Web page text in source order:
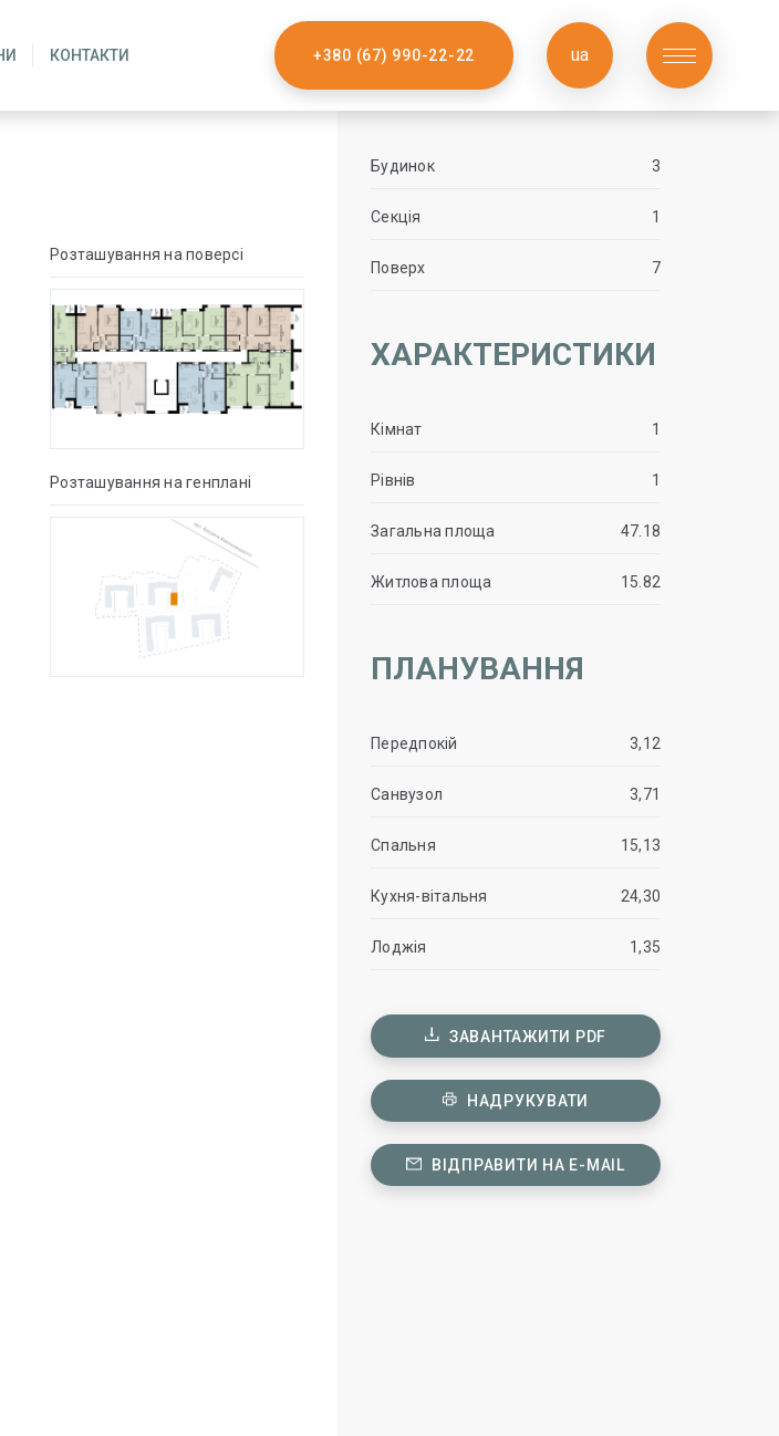
КОНТАКТИ +380 (67) 990-22-22 ua
Розташування на поверсі
Розташування на генплані
Будинок 3
Секція 1
Поверх 7
ХАРАКТЕРИСТИКИ
Кімнат 1
Рівнів 1
Загальна площа 47.18
Житлова площа 15.82
ПЛАНУВАННЯ
Передпокій 3,12
Санвузол 3,71
Спальня 15,13
Кухня-вітальня 24,30
Лоджія 1,35
ЗАВАНТАЖИТИ PDF
НАДРУКУВАТИ
ВІДПРАВИТИ НА E-MAIL